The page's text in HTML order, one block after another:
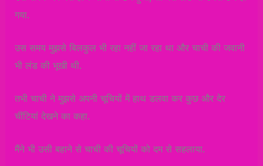
गया.
उस समय मुझसे बिलकुल भी रहा नहीं जा रहा था और चाची की जवानी
भी लंड की भूखी थी.
तभी चाची ने मुझसे अपनी चूचियों में हाथ डलवा कर कुछ और देर
चींटियां देखने का कहा.
मैंने भी उसी बहाने से चाची की चूचियों को दम से सहलाया.